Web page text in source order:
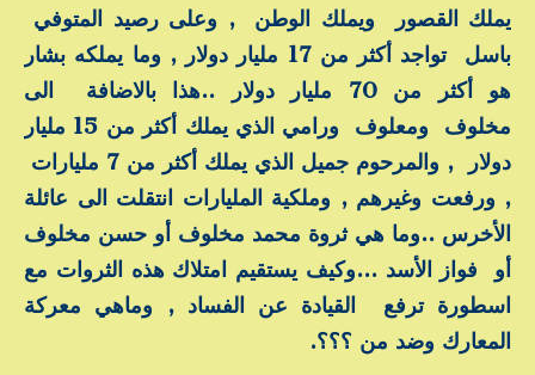
يملك القصور ويملك الوطن , وعلى رصيد المتوفي
باسل تواجد أكثر من 17 مليار دولار , وما يملكه بشار
هو أكثر من 70 مليار دولار ..هذا بالاضافة الى
مخلوف ومعلوف ورامي الذي يملك أكثر من 15 مليار
دولار , والمرحوم جميل الذي يملك أكثر من 7 مليارات
, ورفعت وغيرهم , وملكية المليارات انتقلت الى عائلة
الأخرس ..وما هي ثروة محمد مخلوف أو حسن مخلوف
أو فواز الأسد …وكيف يستقيم امتلاك هذه الثروات مع
اسطورة ترفع القيادة عن الفساد , وماهي معركة
المعارك وضد من ؟؟؟.